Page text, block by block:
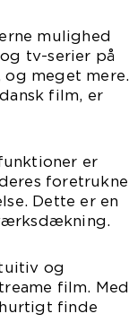
mulighed
tv-serier på
og meget mere.
film, er
er
foretrukne
Dette er en
og
film. Med
finde